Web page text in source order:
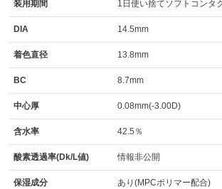
装用期間 1日使い捨てソフトコンタ
DIA 14.5mm
着色直径 13.8mm
BC 8.7mm
中心厚 0.08mm(-3.00D)
含水率 42.5％
酸素透過率(Dk/L値) 情報非公開
保湿成分 あり(MPCポリマー配合)